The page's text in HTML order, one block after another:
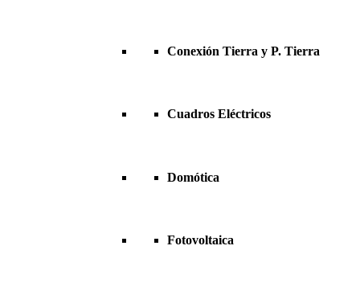
Conexión Tierra y P. Tierra
Cuadros Eléctricos
Domótica
Fotovoltaica